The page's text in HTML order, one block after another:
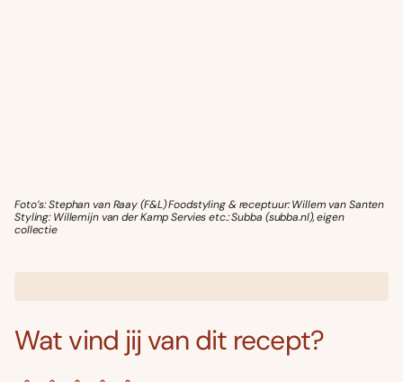
Foto’s: Stephan van Raay (F&L) Foodstyling & receptuur: Willem van Santen
Styling: Willemijn van der Kamp Servies etc.: Subba (subba.nl), eigen
collectie
Wat vind jij van dit recept?